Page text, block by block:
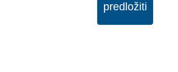
predložiti